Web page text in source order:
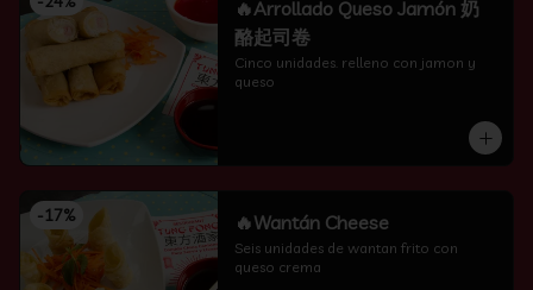
🔥Arrollado Queso Jamón 奶
酪起司卷
Cinco unidades. relleno con jamon y
queso
-17% 🔥Wantán Cheese
Seis unidades de wantan frito con
queso crema